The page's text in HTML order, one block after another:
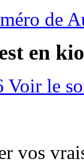
de
en
Voir le
vos